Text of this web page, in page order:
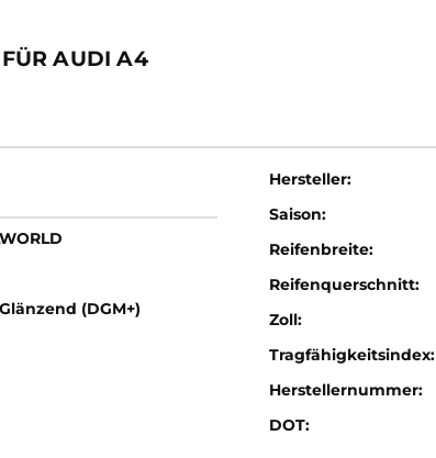
AUDI A4
(DGM+)
Hersteller:
Saison:
Reifenbreite:
Reifenquerschnitt:
Zoll:
Tragfähigkeitsindex:
Herstellernummer:
DOT: